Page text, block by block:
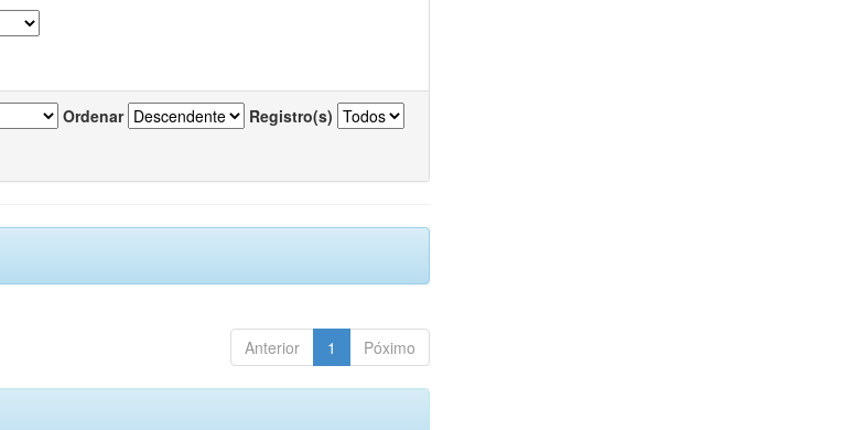
Ordenar Registro(s)
Anterior 1 Póximo